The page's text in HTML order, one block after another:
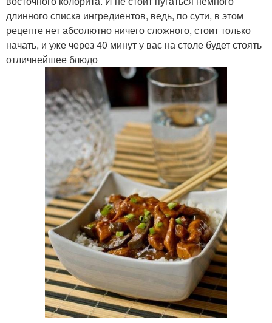
длинного списка ингредиентов, ведь, по сути, в этом
рецепте нет абсолютно ничего сложного, стоит только
начать, и уже через 40 минут у вас на столе будет стоять
отличнейшее блюдо